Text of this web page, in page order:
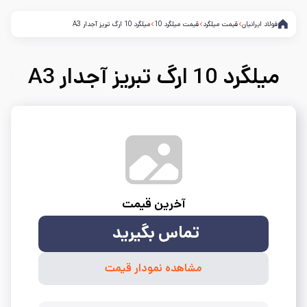
فولاد ایرانیان قیمت میلگرد قیمت میلگرد 10 میلگرد 10 ارگ تبریز آجدار A3
میلگرد 10 ارگ تبریز آجدار A3
آخرین قیمت
تماس بگیرید
مشاهده نمودار قیمت